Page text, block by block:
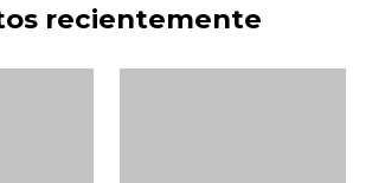
recientemente